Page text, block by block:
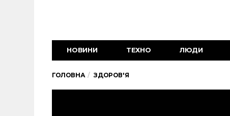
НОВИНИ ТЕХНО ЛЮДИ
ГОЛОВНА ЗДОРОВ'Я